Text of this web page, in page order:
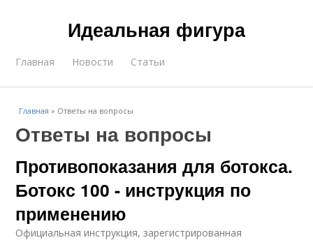
Идеальная фигура
Главная Новости Статьи
Главная » Ответы на вопросы
Ответы на вопросы
Противопоказания для ботокса.
Ботокс 100 - инструкция по
применению
Официальная инструкция, зарегистрированная